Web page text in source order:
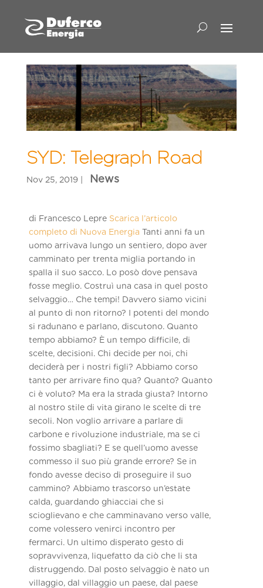
SYD: Telegraph Road
di Francesco Lepre Scarica l’articolo
completo di Nuova Energia Tanti anni fa un
uomo arrivava lungo un sentiero, dopo aver
camminato per trenta miglia portando in
spalla il suo sacco. Lo posò dove pensava
fosse meglio. Costruì una casa in quel posto
selvaggio… Che tempi! Davvero siamo vicini
al punto di non ritorno? I potenti del mondo
si radunano e parlano, discutono. Quanto
tempo abbiamo? È un tempo difficile, di
scelte, decisioni. Chi decide per noi, chi
deciderà per i nostri figli? Abbiamo corso
tanto per arrivare fino qua? Quanto? Quanto
ci è voluto? Ma era la strada giusta? Intorno
al nostro stile di vita girano le scelte di tre
secoli. Non voglio arrivare a parlare di
carbone e rivoluzione industriale, ma se ci
fossimo sbagliati? E se quell’uomo avesse
commesso il suo più grande errore? Se in
fondo avesse deciso di proseguire il suo
cammino? Abbiamo trascorso un’estate
calda, guardando ghiacciai che si
scioglievano e che camminavano verso valle,
come volessero venirci incontro per
fermarci. Un ultimo disperato gesto di
sopravvivenza, liquefatto da ciò che li sta
distruggendo. Dal posto selvaggio è nato un
villaggio, dal villaggio un paese, dal paese